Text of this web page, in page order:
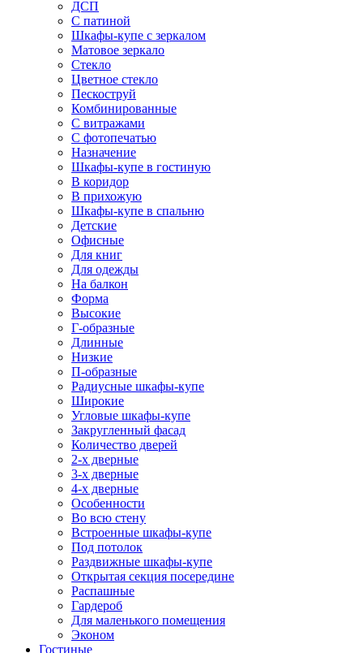
ДСП
С патиной
Шкафы-купе с зеркалом
Матовое зеркало
Стекло
Цветное стекло
Пескоструй
Комбинированные
С витражами
С фотопечатью
Назначение
Шкафы-купе в гостиную
В коридор
В прихожую
Шкафы-купе в спальню
Детские
Офисные
Для книг
Для одежды
На балкон
Форма
Высокие
Г-образные
Длинные
Низкие
П-образные
Радиусные шкафы-купе
Широкие
Угловые шкафы-купе
Закругленный фасад
Количество дверей
2-х дверные
3-х дверные
4-х дверные
Особенности
Во всю стену
Встроенные шкафы-купе
Под потолок
Раздвижные шкафы-купе
Открытая секция посередине
Распашные
Гардероб
Для маленького помещения
Эконом
Гостиные